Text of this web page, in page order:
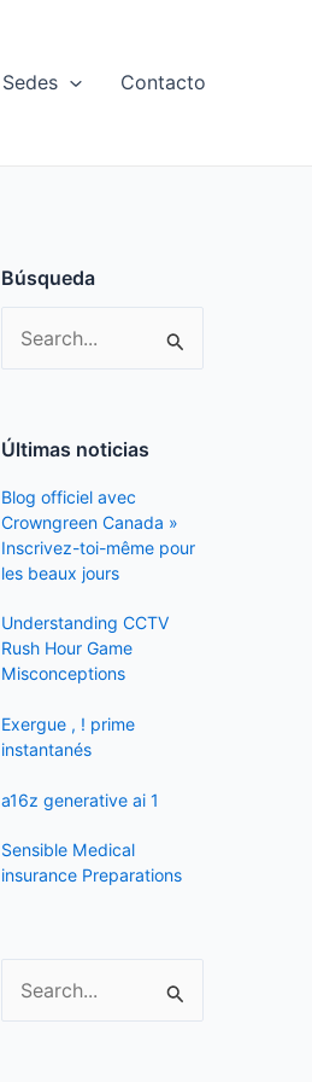
Sedes Contacto
Búsqueda
r
h
f
o
r
:
Últimas noticias
Blog officiel avec
Crowngreen Canada »
Inscrivez-toi-même pour
les beaux jours
Understanding CCTV
Rush Hour Game
Misconceptions
Exergue , ! prime
instantanés
a16z generative ai 1
Sensible Medical
insurance Preparations